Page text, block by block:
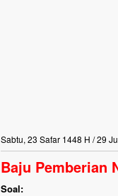
Sabtu, 23 Safar 1448 H / 29
Baju Pemberian
Soal: